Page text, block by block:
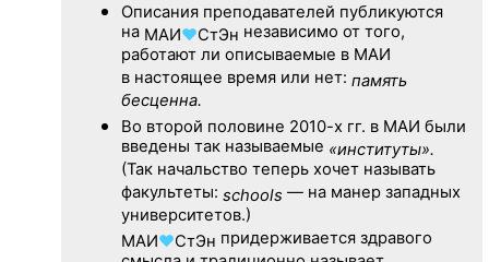
Описания преподавателей публикуются
на МАИ♥СтЭн независимо от того,
работают ли описываемые в МАИ
в настоящее время или нет: память
бесценна.
Во второй половине 2010-х гг. в МАИ были
введены так называемые «институты».
(Так начальство теперь хочет называть
факультеты: schools — на манер западных
университетов.)
МАИ♥СтЭн придерживается здравого